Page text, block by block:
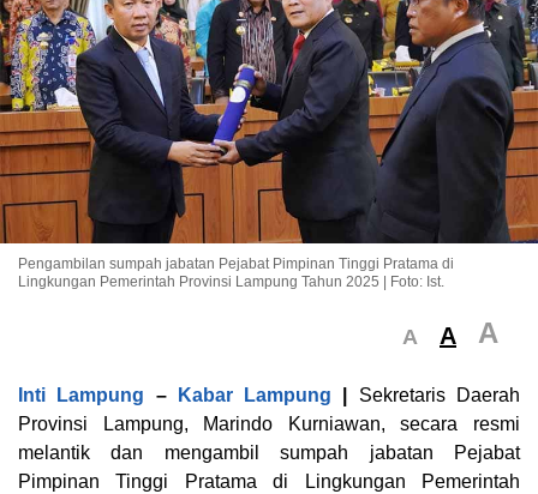
Pengambilan sumpah jabatan Pejabat Pimpinan Tinggi Pratama di
Lingkungan Pemerintah Provinsi Lampung Tahun 2025 | Foto: Ist.
A A A
Inti Lampung – Kabar Lampung
Sekretaris Daerah
Provinsi Lampung, Marindo Kurniawan, secara resmi
melantik dan mengambil sumpah jabatan Pejabat
Pimpinan Tinggi Pratama di Lingkungan Pemerintah